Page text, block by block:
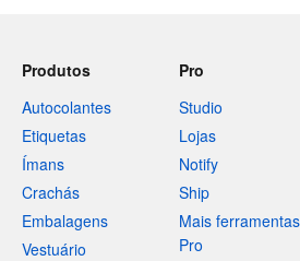
Produtos
Autocolantes
Etiquetas
Ímans
Crachás
Embalagens
Vestuário
Pro
Studio
Lojas
Notify
Ship
Mais ferramentas
Pro